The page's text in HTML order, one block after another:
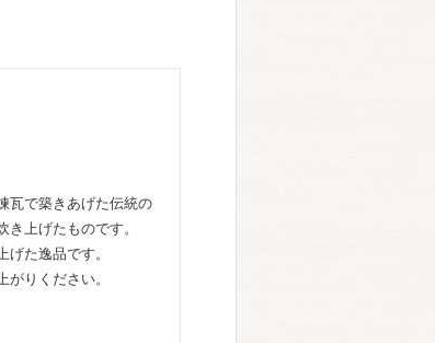
瓦で築きあげた伝統の
上げたものです。
た逸品です。
りください。